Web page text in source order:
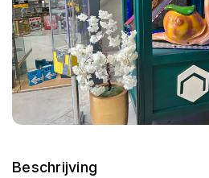
Beschrijving